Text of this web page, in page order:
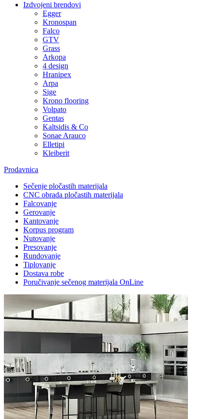
Izdvojeni brendovi
Egger
Kronospan
Falco
GTV
Grass
Arkopa
4 design
Hranipex
Arpa
Sige
Krono flooring
Volpato
Gentas
Kaltsidis & Co
Sonae Arauco
Elletipi
Kleiberit
Prodavnica
Sečenje pločastih materijala
CNC obrada pločastih materijala
Falcovanje
Gerovanje
Kantovanje
Korpus program
Nutovanje
Presovanje
Rundovanje
Tiplovanje
Dostava robe
Poručivanje sečenog materijala OnLine